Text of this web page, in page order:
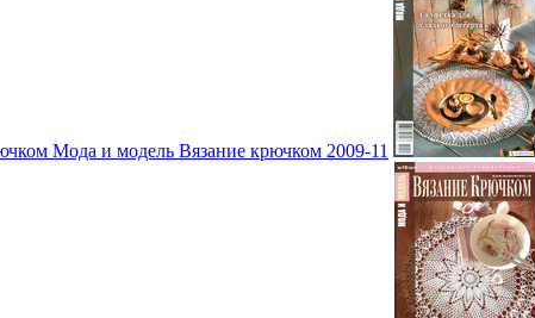
Мода и модель Вязание крючком 2009-11